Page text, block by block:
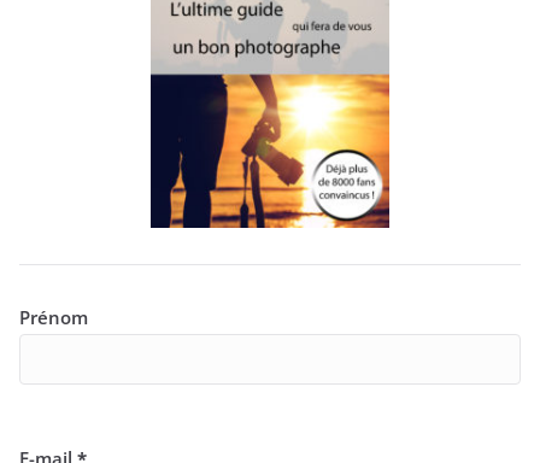
Prénom
E-mail *